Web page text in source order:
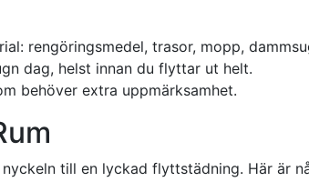
rengöringsmedel, trasor, mopp,
dag, helst innan du flyttar ut helt.
behöver extra uppmärksamhet.
till en lyckad flyttstädning. Här är